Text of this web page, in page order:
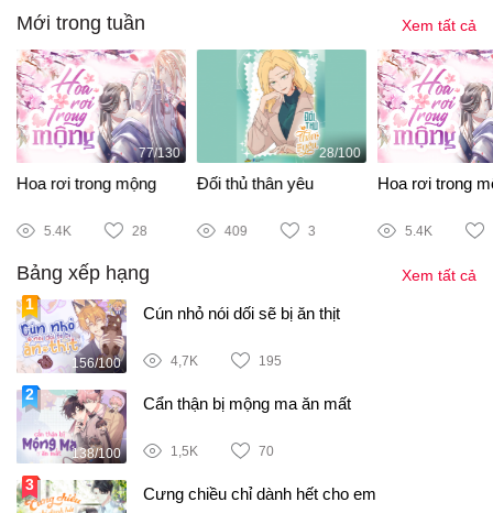
Mới trong tuần Xem tất cả
77/130
Hoa rơi trong mộng
5.4K 28
28/100
Đối thủ thân yêu
409 3
Hoa rơi trong
5.4K
Bảng xếp hạng Xem tất cả
156/100
Cún nhỏ nói dối sẽ bị ăn thịt
4,7K 195
138/100
Cẩn thận bị mộng ma ăn mất
1,5K 70
Cưng chiều chỉ dành hết cho em